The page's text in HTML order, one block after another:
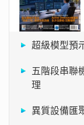
超級模型預
五階段串聯
理
異質設備匯